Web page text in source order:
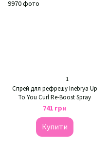
1
Спрей для рефрешу Inebrya Up
To You Curl Re-Boost Spray
741 грн
Купити